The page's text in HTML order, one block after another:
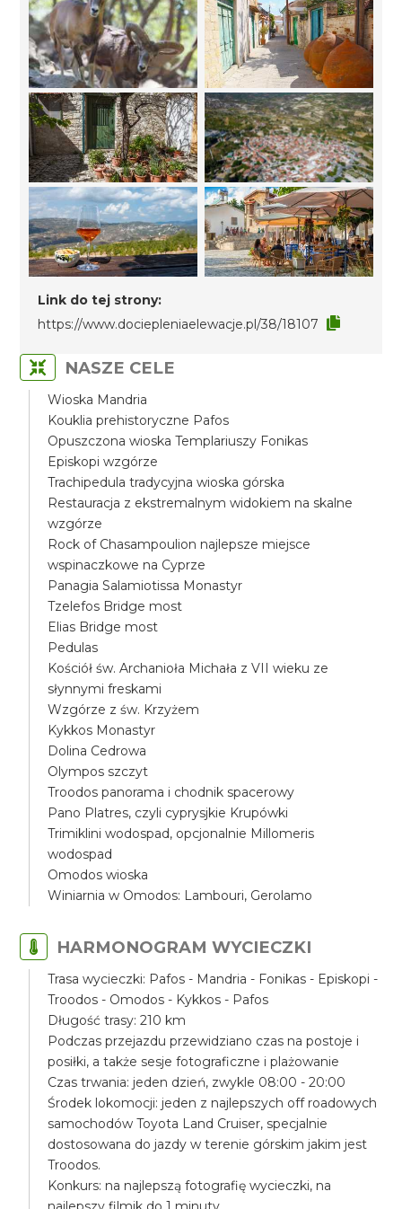
Link do tej strony:
https://www.dociepleniaelewacje.pl/38/18107
NASZE CELE
Wioska Mandria
Kouklia prehistoryczne Pafos
Opuszczona wioska Templariuszy Fonikas
Episkopi wzgórze
Trachipedula tradycyjna wioska górska
Restauracja z ekstremalnym widokiem na skalne
wzgórze
Rock of Chasampoulion najlepsze miejsce
wspinaczkowe na Cyprze
Panagia Salamiotissa Monastyr
Tzelefos Bridge most
Elias Bridge most
Pedulas
Kościół św. Archanioła Michała z VII wieku ze
słynnymi freskami
Wzgórze z św. Krzyżem
Kykkos Monastyr
Dolina Cedrowa
Olympos szczyt
Troodos panorama i chodnik spacerowy
Pano Platres, czyli cyprysjkie Krupówki
Trimiklini wodospad, opcjonalnie Millomeris
wodospad
Omodos wioska
Winiarnia w Omodos: Lambouri, Gerolamo
HARMONOGRAM WYCIECZKI
Trasa wycieczki: Pafos - Mandria - Fonikas - Episkopi -
Troodos - Omodos - Kykkos - Pafos
Długość trasy: 210 km
Podczas przejazdu przewidziano czas na postoje i
posiłki, a także sesje fotograficzne i plażowanie
Czas trwania: jeden dzień, zwykle 08:00 - 20:00
Środek lokomocji: jeden z najlepszych off roadowych
samochodów Toyota Land Cruiser, specjalnie
dostosowana do jazdy w terenie górskim jakim jest
Troodos.
Konkurs: na najlepszą fotografię wycieczki, na